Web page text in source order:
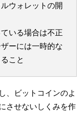
ウォレットの開
いる場合は不正
ーには一時的な
こと
、ビットコインのよ
させないしくみを作